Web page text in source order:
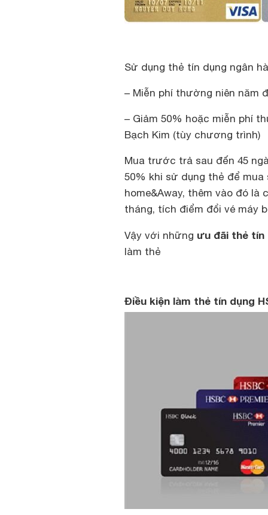
Sử dụng thẻ tín dụng ngân
– Miễn phí thường niên năm
– Giảm 50% hoặc miễn phí
Bạch Kim (tùy chương trình)
Mua trước trả sau đến 45
50% khi sử dụng thẻ để
home&Away, thêm vào đó
tháng, tích điểm đổi vé máy
Vậy với những ưu đãi thẻ tín
làm thẻ
Điều kiện làm thẻ tín dụng